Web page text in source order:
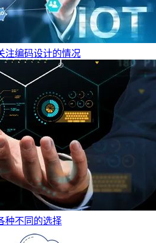
注编码设计的情况
种不同的选择